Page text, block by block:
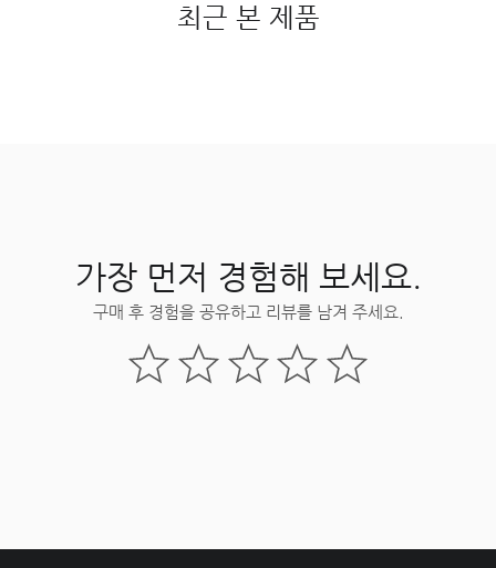
최근 본 제품
가장 먼저 경험해 보세요.
구매 후 경험을 공유하고 리뷰를 남겨 주세요.